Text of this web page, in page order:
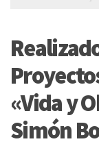
«Vida y
Simón